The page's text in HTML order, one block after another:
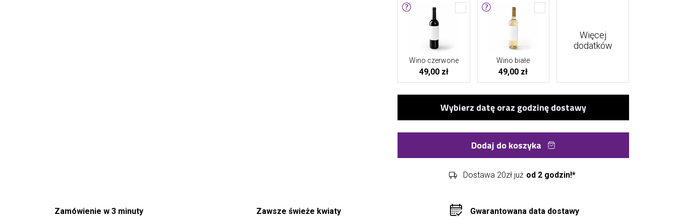
Wino czerwone
49,00 zł
Wino białe
49,00 zł
Więcej
dodatków
Dodaj do koszyka
Dostawa 20zł już od 2 godzin!*
Zamówienie w 3 minuty Zawsze świeże kwiaty Gwarantowana data dostawy